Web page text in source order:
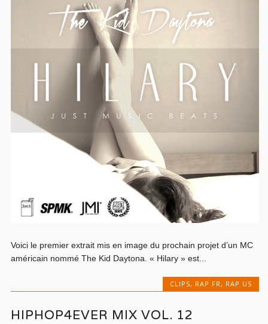
Voici le premier extrait mis en image du prochain projet d’un MC
américain nommé The Kid Daytona. « Hilary » est...
CLIPS, RAP FR , RAP US
HIPHOP4EVER MIX VOL. 12